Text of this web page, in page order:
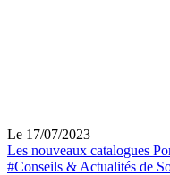
Le 17/07/2023
Les nouveaux catalogues
#Conseils & Actualités de